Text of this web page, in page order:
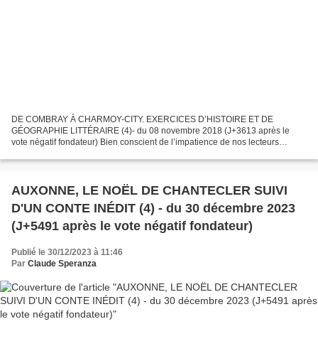
DE COMBRAY À CHARMOY-CITY. EXERCICES D’HISTOIRE ET DE
GÉOGRAPHIE LITTÉRAIRE (4)- du 08 novembre 2018 (J+3613 après le
vote négatif fondateur) Bien conscient de l’impatience de nos lecteurs
AUXONNE, LE NOËL DE CHANTECLER SUIVI
D'UN CONTE INÉDIT (4) - du 30 décembre 2023
(J+5491 après le vote négatif fondateur)
Publié le 30/12/2023 à 11:46
Par Claude Speranza